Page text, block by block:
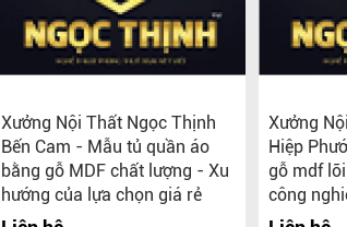
Xưởng Nội Thất Ngọc Thịnh
Bến Cam - Mẫu tủ quần áo
bằng gỗ MDF chất lượng - Xu
hướng của lựa chọn giá rẻ
Xưởng
Hiệp
gỗ mdf
công